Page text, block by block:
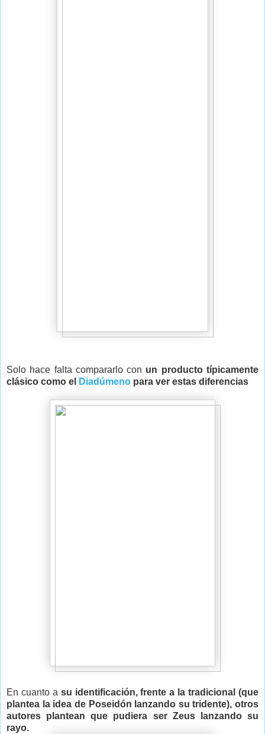
Solo hace falta compararlo con un producto típicamente
clásico como el
Diadúmeno para ver estas diferencias
En cuanto a su identificación, frente a la tradicional (que
plantea la idea de Poseidón lanzando su tridente), otros
autores plantean que pudiera ser Zeus lanzando su
rayo.